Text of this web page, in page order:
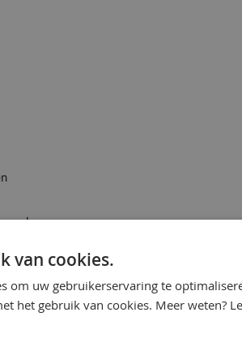
andere
3
van cookies.
om uw gebruikerservaring te
het gebruik van cookies. Meer weten?